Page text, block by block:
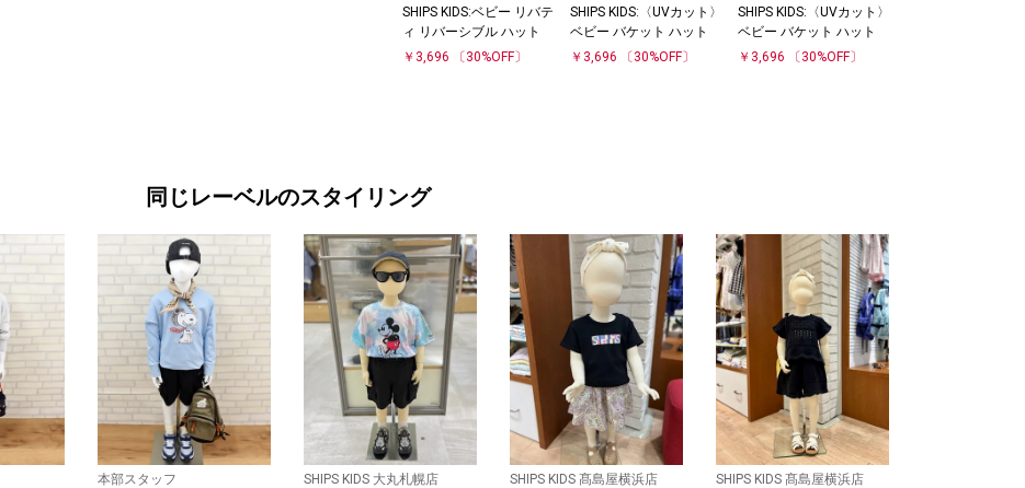
SHIPS KIDS:ベビー リバテ
ィ リバーシブル ハット
￥3,696
〔30%OFF〕
SHIPS KIDS:〈UVカット〉
ベビー バケット ハット
￥3,696
〔30%OFF〕
SHIPS KIDS:〈UVカット〉
ベビー バケット ハット
￥3,696
〔30%OFF〕
同じレーベルのスタイリング
本部スタッフ
SHIPS KIDS 大丸札幌店
SHIPS KIDS 髙島屋横浜店
SHIPS KIDS 髙島屋横浜店